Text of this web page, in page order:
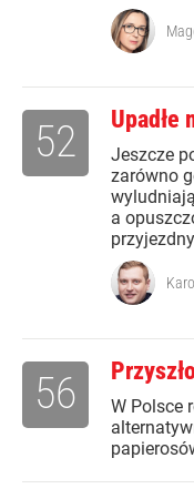
Upadłe
Jeszcze
zarówno
a
52
W Polsce
56